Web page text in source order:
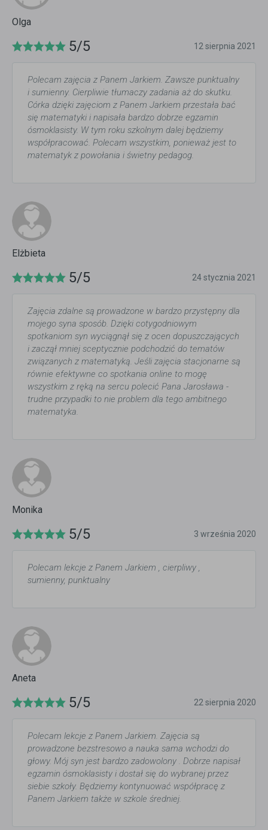
Olga
5/5 12 sierpnia 2021
Polecam zajęcia z Panem Jarkiem. Zawsze punktualny
i sumienny. Cierpliwie tłumaczy zadania aż do skutku.
Córka dzięki zajęciom z Panem Jarkiem przestała bać
się matematyki i napisała bardzo dobrze egzamin
ósmoklasisty. W tym roku szkolnym dalej będziemy
współpracować. Polecam wszystkim, ponieważ jest to
matematyk z powołania i świetny pedagog.
Elżbieta
5/5 24 stycznia 2021
Zajęcia zdalne są prowadzone w bardzo przystępny dla
mojego syna sposób. Dzięki cotygodniowym
spotkaniom syn wyciągnął się z ocen dopuszczających
i zaczął mniej sceptycznie podchodzić do tematów
związanych z matematyką. Jeśli zajęcia stacjonarne są
równie efektywne co spotkania online to mogę
wszystkim z ręką na sercu polecić Pana Jarosława -
trudne przypadki to nie problem dla tego ambitnego
matematyka.
Monika
5/5 3 września 2020
Polecam lekcje z Panem Jarkiem , cierpliwy ,
sumienny, punktualny
Aneta
5/5 22 sierpnia 2020
Polecam lekcje z Panem Jarkiem. Zajęcia są
prowadzone bezstresowo a nauka sama wchodzi do
głowy. Mój syn jest bardzo zadowolony . Dobrze napisał
egzamin ósmoklasisty i dostał się do wybranej przez
siebie szkoły. Będziemy kontynuować współpracę z
Panem Jarkiem także w szkole średniej.